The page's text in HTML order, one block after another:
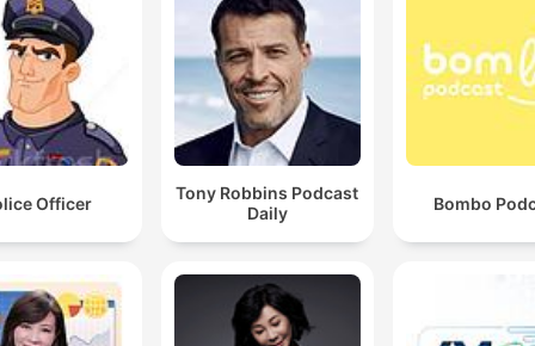
El corazón no necesita
solo espacio.
Y eso es lo que este
de meditación te ofrece: un
espacio sagrado donde
palabra respira contigo.
Aquí, aprenderás a
Officer
Tony Robbins Podcast
Daily
Bombo